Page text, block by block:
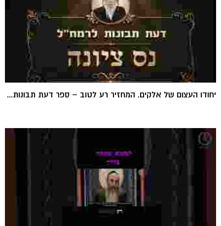
יחודו העצום של אלקים. המחזיר רע לטוב – ספר דעת תבונות...